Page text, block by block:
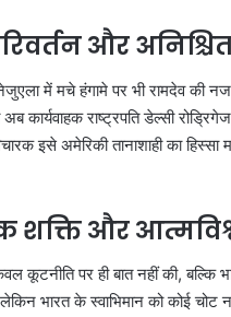
और
में मचे हंगामे पर भी रामदेव
राष्ट्रपति डेल्सी
इसे अमेरिकी तानाशाही का
और
कूटनीति पर ही बात नहीं की, बल्कि
लेकिन भारत के स्वाभिमान को कोई